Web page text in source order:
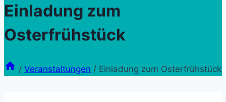
Einladung zum
Osterfrühstück
/ Veranstaltungen / Einladung zum Osterfrühstück